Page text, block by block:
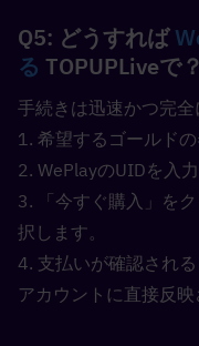
Q5: どうすれば
る TOPUPLiveで？
手続きは迅速かつ完全
1. 希望するゴールドの
2. WePlayのUIDを入力
3. 「今すぐ購入」を
択します。
4. 支払いが確認され
アカウントに直接反映